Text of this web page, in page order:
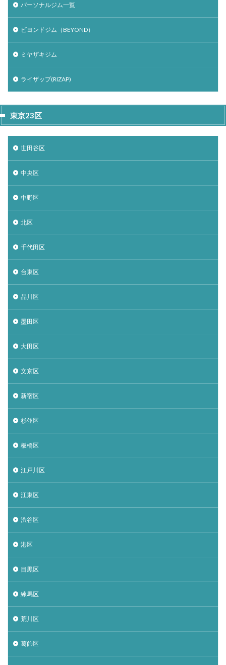
パーソナルジム一覧
ビヨンドジム（BEYOND）
ミヤザキジム
ライザップ(RIZAP)
東京23区
世田谷区
中央区
中野区
北区
千代田区
台東区
品川区
墨田区
大田区
文京区
新宿区
杉並区
板橋区
江戸川区
江東区
渋谷区
港区
目黒区
練馬区
荒川区
葛飾区